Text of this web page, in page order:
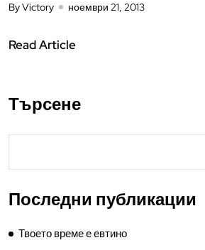
By Victory ноември 21, 2013
Read Article
Търсене
Последни публикации
Твоето време е евтино